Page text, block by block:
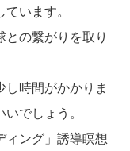
います。
との繋がりを取り
し時間がかかりま
でしょう。
ィング」誘導瞑想